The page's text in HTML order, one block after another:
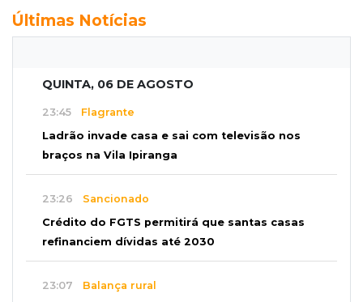
Últimas Notícias
QUINTA, 06 DE AGOSTO
23:45 Flagrante
Ladrão invade casa e sai com televisão nos
braços na Vila Ipiranga
23:26 Sancionado
Crédito do FGTS permitirá que santas casas
refinanciem dívidas até 2030
23:07 Balança rural